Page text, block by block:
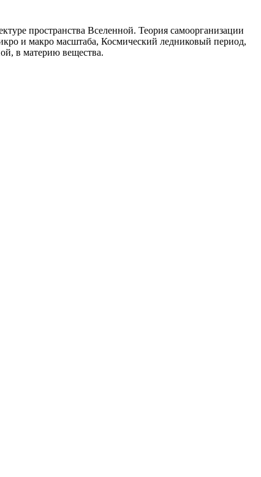
пространства Вселенной. Теория самоорганизации
и макро масштаба, Космический ледниковый период,
в материю вещества.